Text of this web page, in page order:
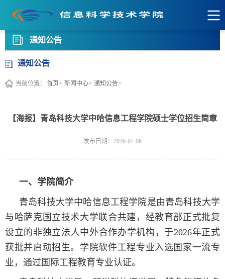
通知公告
通知公告
当前位置： 首页> 新闻中心> 通知公告>
【海报】青岛科技大学中哈信息工程学院硕士学位招生简章
发布日期：2026-07-06
一、学院简介
青岛科技大学中哈信息工程学院是由青岛科技大学
与哈萨克国立技术大学联合共建，经教育部正式批复
设立的非独立法人中外合作办学机构，于2026年正式
获批并启动招生。学院软件工程专业入选国家一流专
业，通过国际工程教育专业认证。